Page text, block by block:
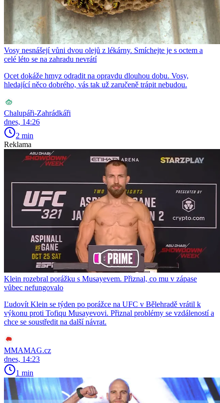
Vosy nesnášejí vůni dvou olejů z lékárny. Smíchejte je s octem a
celé léto se na zahradu nevrátí
Ocet dokáže hmyz odradit na opravdu dlouhou dobu. Vosy,
hledající něco dobrého, vás tak už zaručeně trápit nebudou.
Chalupáři-Zahrádkáři
dnes, 14:26
2 min
Reklama
Klein rozebral porážku s Musayevem. Přiznal, co mu v zápase
vůbec nefungovalo
Ľudovít Klein se týden po porážce na UFC v Bělehradě vrátil k
výkonu proti Tofiqu Musayevovi. Přiznal problémy se vzdáleností a
chce se soustředit na další návrat.
MMAMAG.cz
dnes, 14:23
1 min